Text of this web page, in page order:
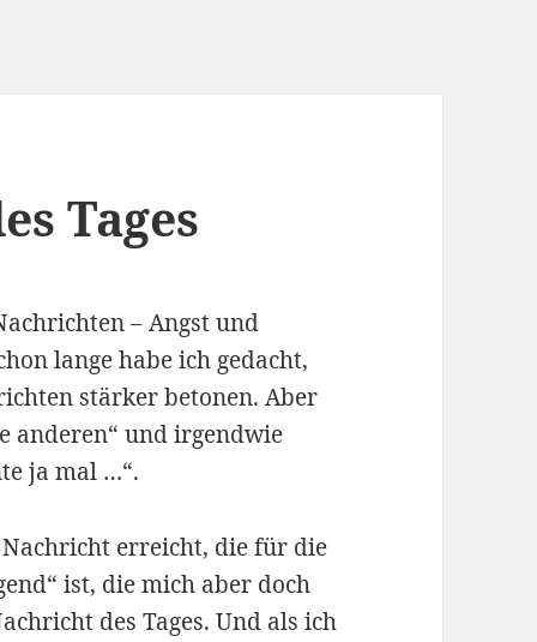
Tages
– Angst und
lange habe ich gedacht,
stärker betonen. Aber
anderen“ und irgendwie
ja mal …“.
erreicht, die für die
ist, die mich aber doch
des Tages. Und als ich